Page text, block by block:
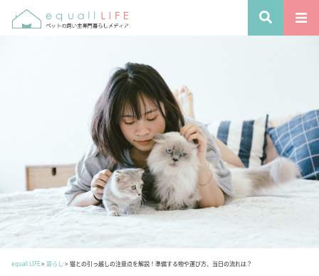
equall LIFE> 暮らし > 猫との引っ越しの注意点を解説！準備する物や運び方、当日の流れは？